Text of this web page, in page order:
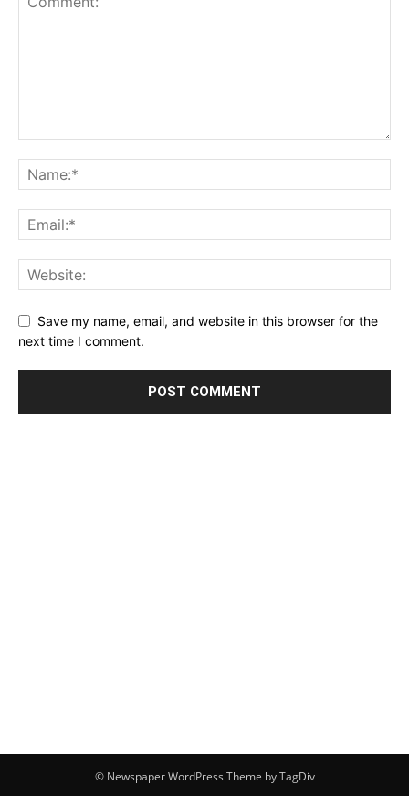
Save my name, email, and website in this browser for the
next time I comment.
© Newspaper WordPress Theme by TagDiv